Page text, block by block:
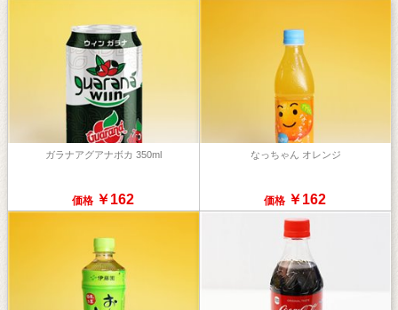
ガラナアグアナボカ 350ml
価格 ￥162
なっちゃん オレンジ
価格 ￥162